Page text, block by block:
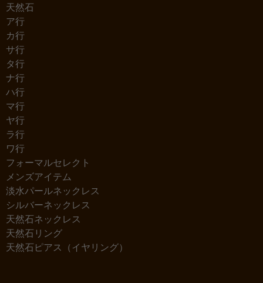
天然石
ア行
カ行
サ行
タ行
ナ行
ハ行
マ行
ヤ行
ラ行
ワ行
フォーマルセレクト
メンズアイテム
淡水パールネックレス
シルバーネックレス
天然石ネックレス
天然石リング
天然石ピアス（イヤリング）